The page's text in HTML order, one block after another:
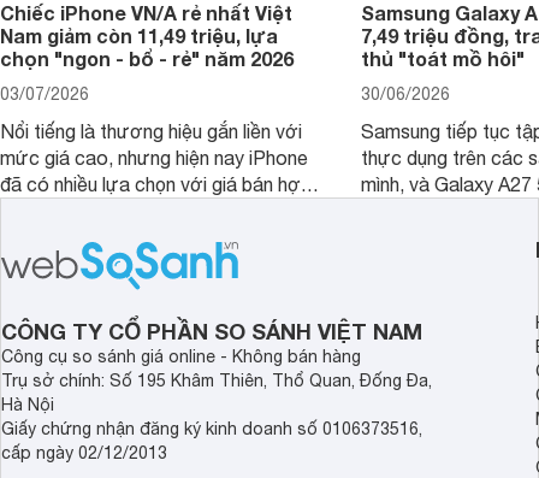
Chiếc iPhone VN/A rẻ nhất Việt
Nam giảm còn 11,49 triệu, lựa
chọn "ngon - bổ - rẻ" năm 2026
03/07/2026
Nổi tiếng là thương hiệu gắn liền với
mức giá cao, nhưng hiện nay iPhone
đã có nhiều lựa chọn với giá bán hợp
cận sản phẩm chính hãng.
Samsung Galaxy
7,49 triệu đồng,
thủ "toát mồ hôi"
30/06/2026
Samsung tiếp tục
thực dụng trên các
mình, và Galaxy
tới cho người dùng
lượng với nhiều
CÔNG TY CỔ PHẦN SO SÁNH VIỆT NAM
Công cụ so sánh giá online - Không bán hàng
Trụ sở chính: Số 195 Khâm Thiên, Thổ Quan, Đống Đa,
Hà Nội
Giấy chứng nhận đăng ký kinh doanh số 0106373516,
cấp ngày 02/12/2013